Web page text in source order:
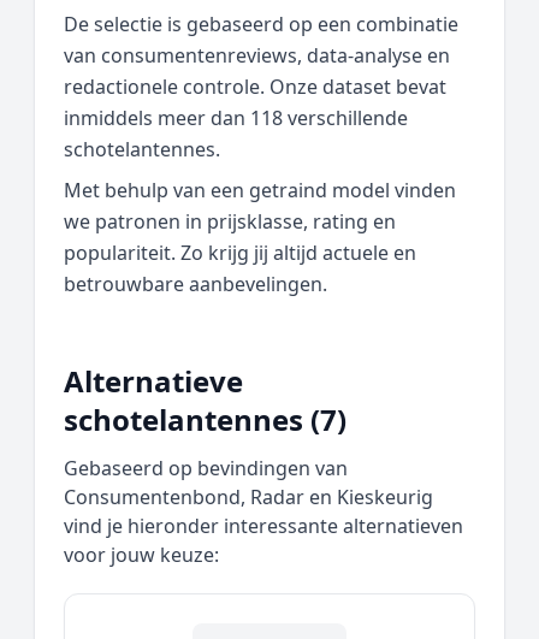
De selectie is gebaseerd op een combinatie
van consumentenreviews, data‑analyse en
redactionele controle. Onze dataset bevat
inmiddels meer dan 118 verschillende
schotelantennes.
Met behulp van een getraind model vinden
we patronen in prijsklasse, rating en
populariteit. Zo krijg jij altijd actuele en
betrouwbare aanbevelingen.
Alternatieve
schotelantennes (7)
Gebaseerd op bevindingen van
Consumentenbond, Radar en Kieskeurig
vind je hieronder interessante alternatieven
voor jouw keuze: